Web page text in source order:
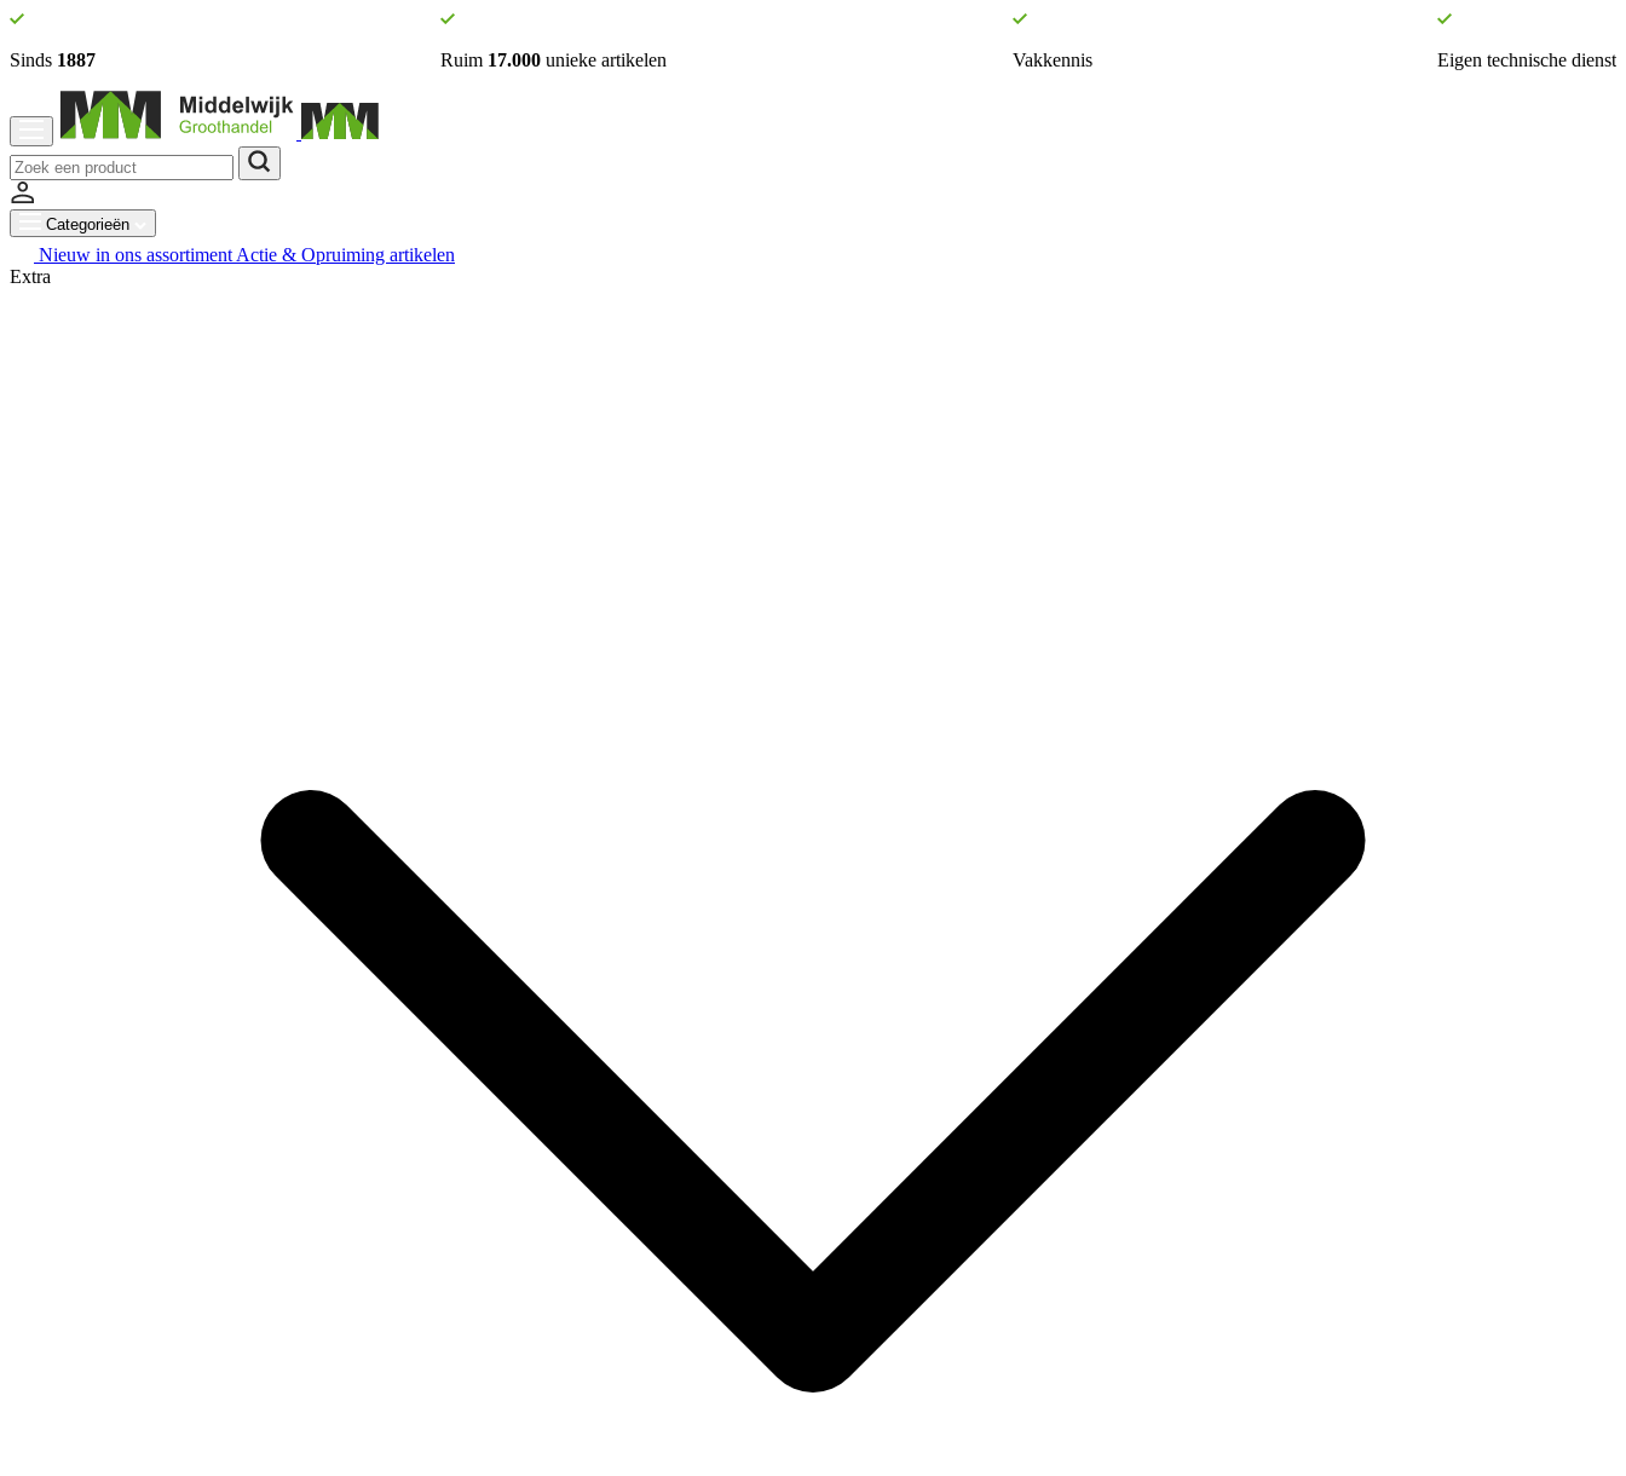
Sinds 1887 Ruim 17.000 unieke artikelen Vakkennis Eigen technische dienst
Categorieën
Nieuw in ons assortiment Actie & Opruiming artikelen
Extra